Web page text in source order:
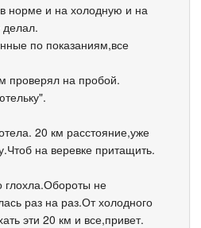
норме и на холодную и на
делал.
по показаниям,все
проверял на пробой.
20 км расстояние,уже
на веревке притащить.
глохла.Обороты не
раз на раз.От холодного
эти 20 км и все,привет.